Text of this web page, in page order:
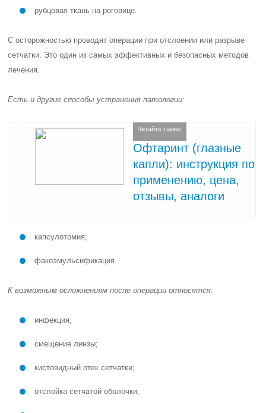
рубцовая ткань на роговице.
С осторожностью проводят операции при отслоении или разрыве
сетчатки. Это один из самых эффективных и безопасных методов
лечения.
Есть и другие способы устранения патологии:
Читайте также:
Офтаринт (глазные
капли): инструкция по
применению, цена,
отзывы, аналоги
капсулотомия;
факоэмульсификация.
К возможным осложнениям после операции относятся:
инфекция;
смещение линзы;
кистовидный отек сетчатки;
отслойка сетчатой оболочки;